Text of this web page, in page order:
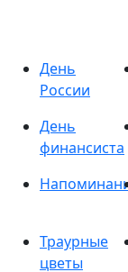
День
России
День
финансиста
Траурные
цветы